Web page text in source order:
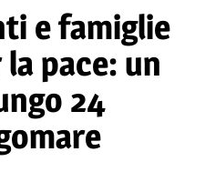
e famiglie
pace: un
24